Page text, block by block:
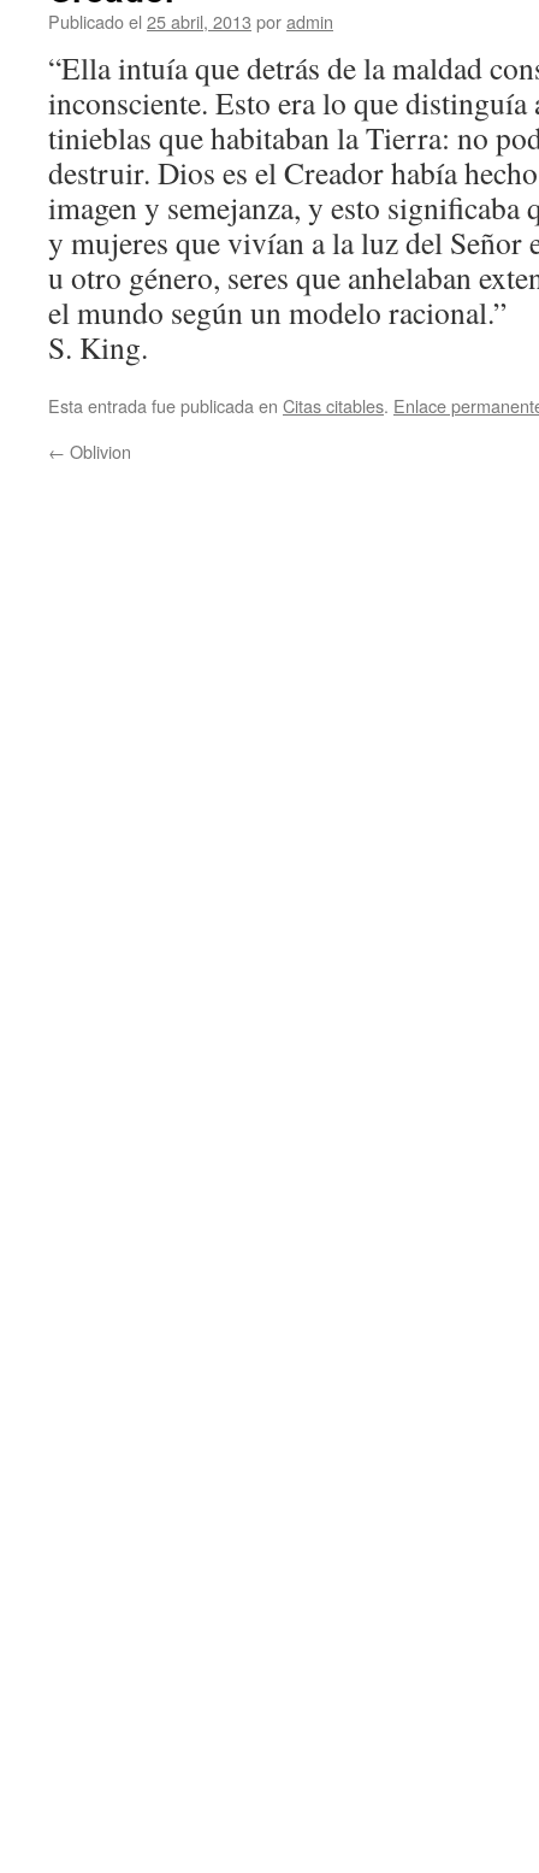
Publicado el 25 abril, 2013 poradmin
“Ella intuía que detrás de la maldad
inconsciente. Esto era lo que distinguía
tinieblas que habitaban la Tierra: no
destruir. Dios es el Creador había
imagen y semejanza, y esto significaba
y mujeres que vivían a la luz del Señor
u otro género, seres que anhelaban
el mundo según un modelo racional.”
S. King.
Esta entrada fue publicada en Citas citables. Enlace
← Oblivion